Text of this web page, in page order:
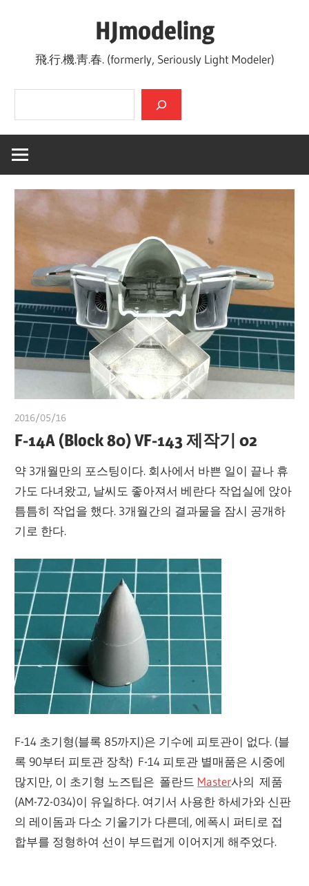
HJmodeling
飛.行.機.靑.春. (formerly, Seriously Light Modeler)
검색
2016/05/16
F-14A (Block 80) VF-143 제작기 02
약 3개월만의 포스팅이다. 회사에서 바쁜 일이 끝나 휴
가도 다녀왔고, 날씨도 좋아져서 베란다 작업실에 앉아
틈틈히 작업을 했다. 3개월간의 결과물을 잠시 공개하
기로 한다.
F-14 초기형(블록 85까지)은 기수에 피토관이 없다. (블
록 90부터 피토관 장착) F-14 피토관 별매품은 시중에
많지만, 이 초기형 노즈팁은 폴란드 Master사의 제품
(AM-72-034)이 유일하다. 여기서 사용한 하세가와 신판
의 레이돔과 다소 기울기가 다른데, 에폭시 퍼티로 접
합부를 정형하여 선이 부드럽게 이어지게 해주었다.